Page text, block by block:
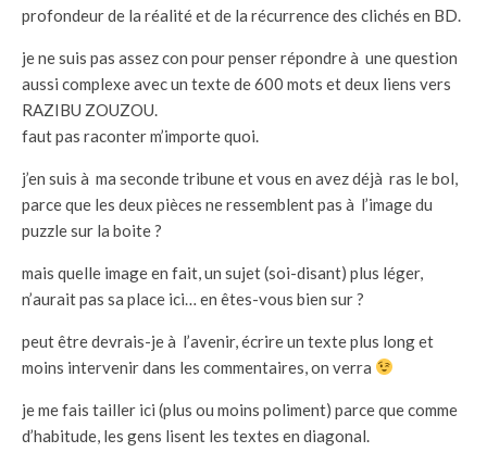
profondeur de la réalité et de la récurrence des clichés en BD.
je ne suis pas assez con pour penser répondre à une question
aussi complexe avec un texte de 600 mots et deux liens vers
RAZIBU ZOUZOU.
faut pas raconter m’importe quoi.
j’en suis à ma seconde tribune et vous en avez déjà ras le bol,
parce que les deux pièces ne ressemblent pas à l’image du
puzzle sur la boite ?
mais quelle image en fait, un sujet (soi-disant) plus léger,
n’aurait pas sa place ici… en êtes-vous bien sur ?
peut être devrais-je à l’avenir, écrire un texte plus long et
moins intervenir dans les commentaires, on verra
je me fais tailler ici (plus ou moins poliment) parce que comme
d’habitude, les gens lisent les textes en diagonal.